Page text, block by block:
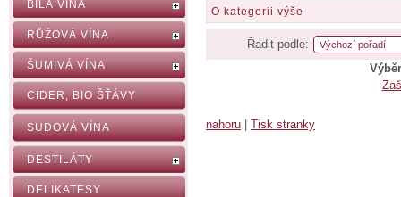
O kategorii výše
Řadit podle:
nahoru Tisk stranky
BÍLÁ VÍNA
RŮŽOVÁ VÍNA
ŠUMIVÁ VÍNA
CIDER, BIO ŠŤÁVY
SUDOVÁ VÍNA
DESTILÁTY
DELIKATESY